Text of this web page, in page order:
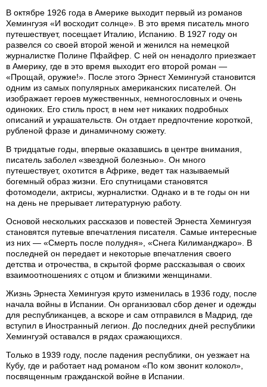
В октябре 1926 года в Америке выходит первый из романов
Хемингуэя «И восходит солнце». В это время писатель много
путешествует, посещает Италию, Испанию. В 1927 году он
развелся со своей второй женой и женился на немецкой
журналистке Полине Пфайфер. С ней он ненадолго приезжает
в Америку, где в это время выходит его второй роман —
«Прощай, оружие!». После этого Эрнест Хемингуэй становится
одним из самых популярных американских писателей. Он
изображает героев мужественных, немногословных и очень
одиноких. Его стиль прост, в нем нет никаких подробных
описаний и украшательств. Он отдает предпочтение короткой,
рубленой фразе и динамичному сюжету.
В тридцатые годы, впервые оказавшись в центре внимания,
писатель заболел «звездной болезнью». Он много
путешествует, охотится в Африке, ведет так называемый
богемный образ жизни. Его спутницами становятся
фотомодели, актрисы, журналистки. Однако и в те годы он ни
на день не прерывает литературную работу.
Основой нескольких рассказов и повестей Эрнеста Хемингуэя
становятся путевые впечатления писателя. Самые интересные
из них — «Смерть после полудня», «Снега Килиманджаро». В
последней он передает и некоторые впечатления своего
детства и отрочества, в скрытой форме рассказывая о своих
взаимоотношениях с отцом и близкими женщинами.
Жизнь Эрнеста Хемингуэя круто изменилась в 1936 году, после
начала войны в Испании. Он организовал сбор денег и одежды
для республиканцев, а вскоре и сам отправился в Мадрид, где
вступил в Иностранный легион. До последних дней республики
Хемингуэй оставался в рядах сражающихся.
Только в 1939 году, после падения республики, он уезжает на
Кубу, где и работает над романом «По ком звонит колокол»,
посвященным гражданской войне в Испании.